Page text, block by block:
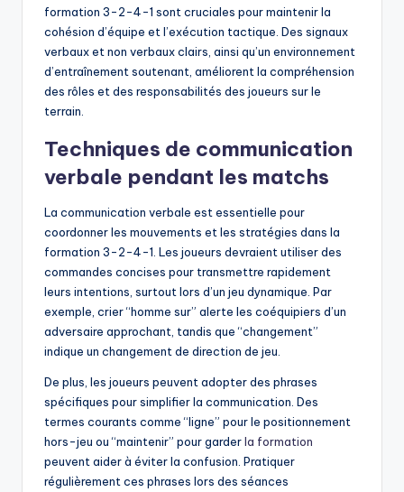
formation 3-2-4-1 sont cruciales pour maintenir la
cohésion d’équipe et l’exécution tactique. Des signaux
verbaux et non verbaux clairs, ainsi qu’un environnement
d’entraînement soutenant, améliorent la compréhension
des rôles et des responsabilités des joueurs sur le
terrain.
Techniques de communication
verbale pendant les matchs
La communication verbale est essentielle pour
coordonner les mouvements et les stratégies dans la
formation 3-2-4-1. Les joueurs devraient utiliser des
commandes concises pour transmettre rapidement
leurs intentions, surtout lors d’un jeu dynamique. Par
exemple, crier “homme sur” alerte les coéquipiers d’un
adversaire approchant, tandis que “changement”
indique un changement de direction de jeu.
De plus, les joueurs peuvent adopter des phrases
spécifiques pour simplifier la communication. Des
termes courants comme “ligne” pour le positionnement
hors-jeu ou “maintenir” pour garderla formation
peuvent aider à éviter la confusion. Pratiquer
régulièrement ces phrases lors des séances